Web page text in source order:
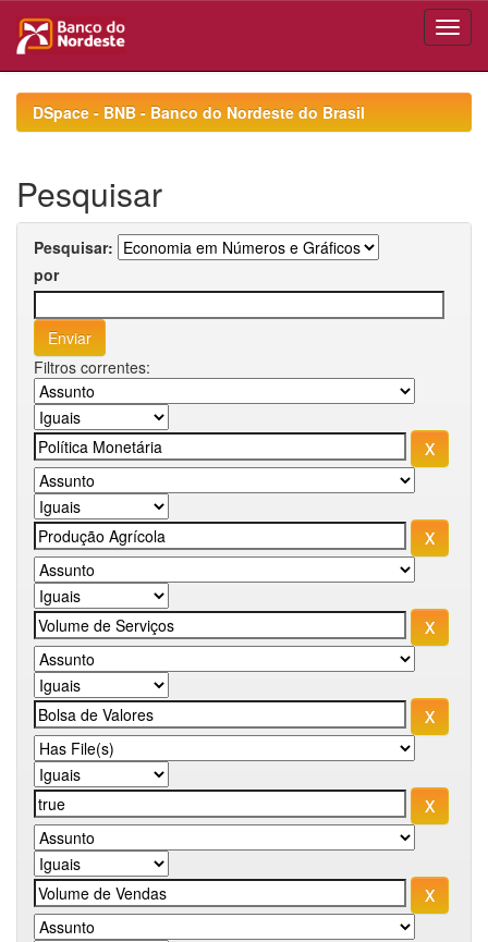
navigationDSpace - BNB - Banco do Nordeste do Brasil
Pesquisar
Pesquisar:
por
Filtros correntes: